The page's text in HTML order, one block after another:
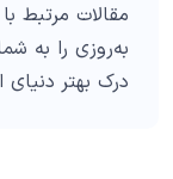
مقالات مرتبط
به‌روزی را به
درک بهتر